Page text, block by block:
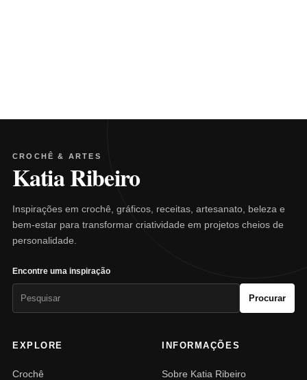
CROCHÊ & ARTES
Katia Ribeiro
Inspirações em crochê, gráficos, receitas, artesanato, beleza e
bem-estar para transformar criatividade em projetos cheios de
personalidade.
Encontre uma inspiração
Procurar
EXPLORE
Crochê
INFORMAÇÕES
Sobre Katia Ribeiro